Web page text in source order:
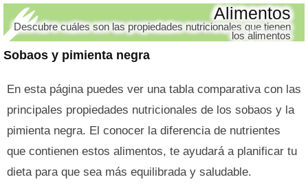
Sobaos y pimienta negra
Alimentos
Descubre cuáles son las propiedades nutricionales que tienen
los alimentos
En esta página puedes ver una tabla comparativa con las
principales propiedades nutricionales de los sobaos y la
pimienta negra. El conocer la diferencia de nutrientes
que contienen estos alimentos, te ayudará a planificar tu
dieta para que sea más equilibrada y saludable.